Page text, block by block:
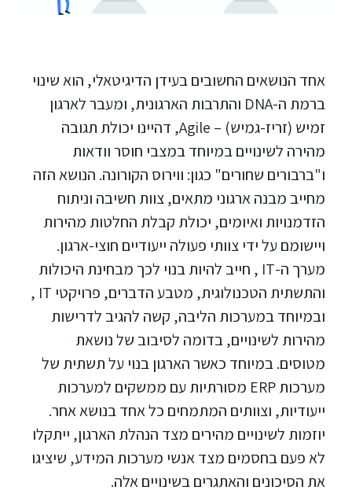
אחד הנושאים החשובים בעידן הדיגיטאלי, הוא שינוי
ברמת ה-DNA והתרבות הארגונית, ומעבר לארגון
זמיש (זריז-גמיש) – Agile, דהיינו יכולת תגובה
מהירה לשינויים במיוחד במצבי חוסר וודאות
ו"ברבורים שחורים" כגון: ווירוס הקורונה. הנושא הזה
מחייב מבנה ארגוני מתאים, צוות חשיבה וניתוח
הזדמנויות ואיומים, יכולת קבלת החלטות מהירות
ויישומם על ידי צוותי פעולה ייעודיים חוצי-ארגון.
מערך ה-IT , חייב להיות בנוי לכך מבחינת היכולות
והתשתית הטכנולוגית, מטבע הדברים, פרויקטי IT ,
ובמיוחד במערכות הליבה, קשה להגיב לדרישות
מהירות לשינויים, בדומה לסיבוב של נושאת
מטוסים. במיוחד כאשר הארגון בנוי על תשתית של
מערכות ERP מסורתיות עם ממשקים למערכות
ייעודיות, וצוותים המתמחים כל אחד בנושא אחר.
יוזמות לשינויים מהירים מצד הנהלת הארגון, ייתקלו
לא פעם בחסמים מצד אנשי מערכות המידע, שיציגו
את הסיכונים והאתגרים בשינויים אלה.